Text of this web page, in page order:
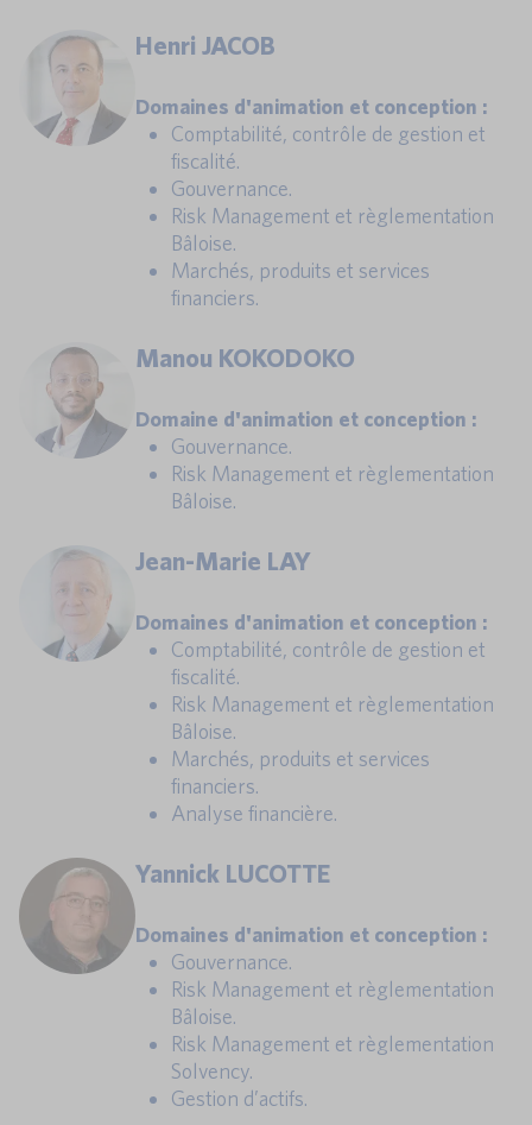
Henri JACOB
Domaines d'animation et conception :
Comptabilité, contrôle de gestion et
fiscalité.
Gouvernance.
Risk Management et règlementation
Bâloise.
Marchés, produits et services
financiers.
Manou KOKODOKO
Domaine d'animation et conception :
Gouvernance.
Risk Management et règlementation
Bâloise.
Jean-Marie LAY
Domaines d'animation et conception :
Comptabilité, contrôle de gestion et
fiscalité.
Risk Management et règlementation
Bâloise.
Marchés, produits et services
financiers.
Analyse financière.
Yannick LUCOTTE
Domaines d'animation et conception :
Gouvernance.
Risk Management et règlementation
Bâloise.
Risk Management et règlementation
Solvency.
Gestion d’actifs.